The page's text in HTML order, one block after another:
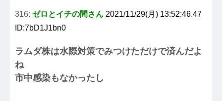
316: ゼロとイチの間さん 2021/11/29(月) 13:52:46.47
ID:7bD1J1bn0
ラムダ株は水際対策でみつけただけで済んだよ
ね
市中感染もなかったし